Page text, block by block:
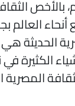
بالأخص
العالم
الكثيرة
المصرية